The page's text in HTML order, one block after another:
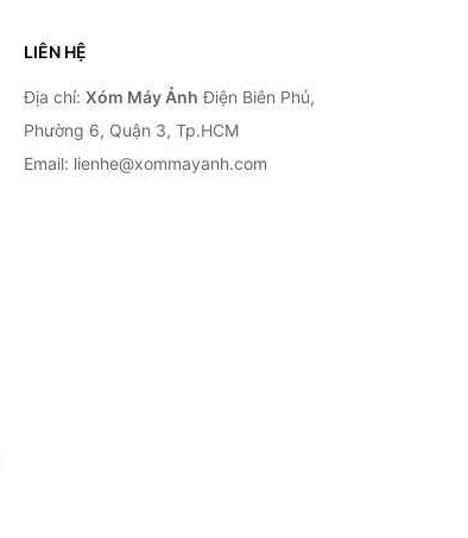
LIÊN HỆ
Địa chỉ: Xóm Máy Ảnh Điện Biên Phủ,
Phường 6, Quận 3, Tp.HCM
Email: lienhe@xommayanh.com